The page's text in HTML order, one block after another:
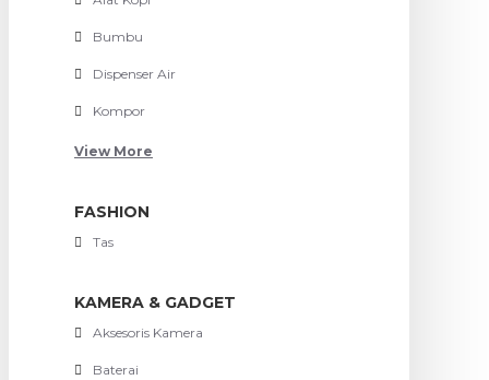
Bumbu
Dispenser Air
Kompor
View More
FASHION
Tas
KAMERA & GADGET
Aksesoris Kamera
Baterai